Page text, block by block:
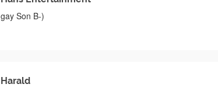
gay Son B-)
Harald